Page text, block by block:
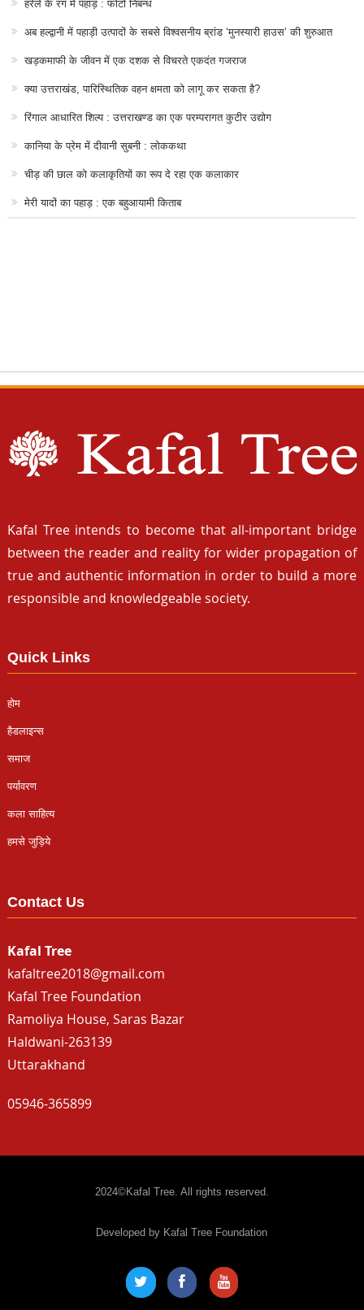
हरेले के रंग में पहाड़ : फोटो निबन्ध
अब हल्द्वानी में पहाड़ी उत्पादों के सबसे विश्वसनीय ब्रांड ‘मुनस्यारी हाउस’ की शुरुआत
खड़कमाफी के जीवन में एक दशक से विचरते एकदंत गजराज
क्या उत्तराखंड, पारिस्थितिक वहन क्षमता को लागू कर सकता है?
रिंगाल आधारित शिल्प : उत्तराखण्ड का एक परम्परागत कुटीर उद्योग
कानिया के प्रेम में दीवानी सुबनी : लोककथा
चीड़ की छाल को कलाकृतियों का रूप दे रहा एक कलाकार
मेरी यादों का पहाड़ : एक बहुआयामी किताब
Kafal Tree intends to become that all-important bridge
between the reader and reality for wider propagation of
true and authentic information in order to build a more
responsible and knowledgeable society.
Quick Links
होम
हैडलाइन्स
समाज
पर्यावरण
कला साहित्य
हमसे जुड़िये
Contact Us
Kafal Tree
kafaltree2018@gmail.com
Kafal Tree Foundation
Ramoliya House, Saras Bazar
Haldwani-263139
Uttarakhand
05946-365899
2024©Kafal Tree. All rights reserved.
Developed by Kafal Tree Foundation